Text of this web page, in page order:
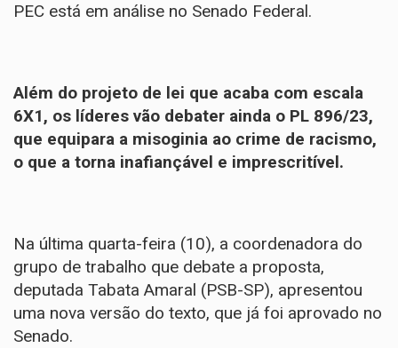
PEC está em análise no Senado Federal.
Além do projeto de lei que acaba com escala
6X1, os líderes vão debater ainda o PL 896/23,
que equipara a misoginia ao crime de racismo,
o que a torna inafiançável e imprescritível.
Na última quarta-feira (10), a coordenadora do
grupo de trabalho que debate a proposta,
deputada Tabata Amaral (PSB-SP), apresentou
uma nova versão do texto, que já foi aprovado no
Senado.